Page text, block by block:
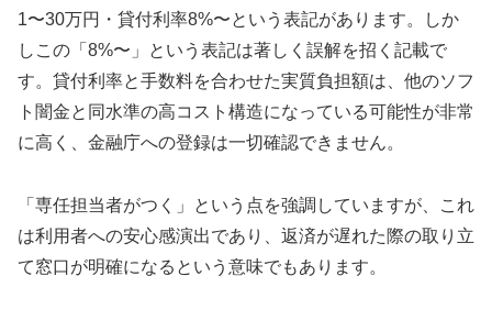
1〜30万円・貸付利率8%〜という表記があります。しか
しこの「8%〜」という表記は著しく誤解を招く記載で
す。貸付利率と手数料を合わせた実質負担額は、他のソフ
ト闇金と同水準の高コスト構造になっている可能性が非常
に高く、金融庁への登録は一切確認できません。
「専任担当者がつく」という点を強調していますが、これ
は利用者への安心感演出であり、返済が遅れた際の取り立
て窓口が明確になるという意味でもあります。